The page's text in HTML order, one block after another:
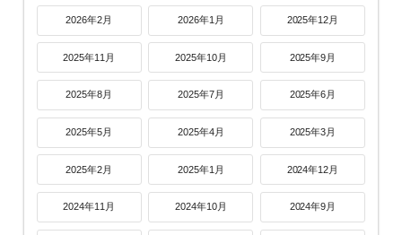
2026年2月 2026年1月 2025年12月
2025年11月 2025年10月 2025年9月
2025年8月 2025年7月 2025年6月
2025年5月 2025年4月 2025年3月
2025年2月 2025年1月 2024年12月
2024年11月 2024年10月 2024年9月